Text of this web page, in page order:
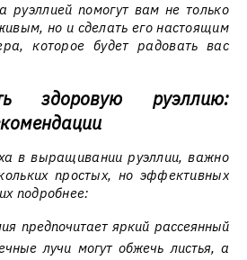
руэллией помогут вам не только
но и сделать его настоящим
которое будет радовать вас
здоровую руэллию:
в выращивании руэллии, важно
простых, но эффективных
подробнее:
предпочитает яркий рассеянный
лучи могут обжечь листья, а